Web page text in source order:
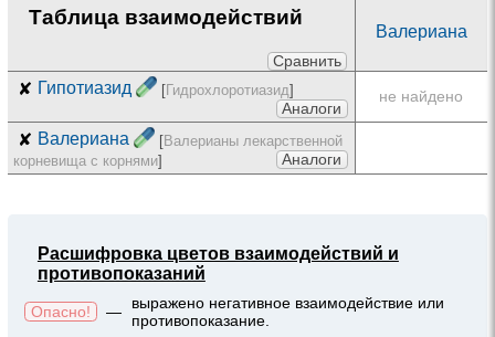
Таблица взаимодействий
Сравнить
Валериана
✘ Гипотиазид [Гидрохлоротиазид]
Аналоги
не найдено
✘ Валериана [Валерианы лекарственной
корневища с корнями] Аналоги
Расшифровка цветов взаимодействий и
противопоказаний
Опасно! —
выражено негативное взаимодействие или
противопоказание.